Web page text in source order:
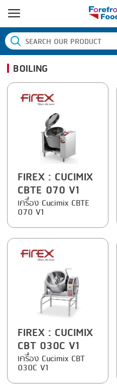
หน้าแรก
ประเภทสินค้า
BANDING
BLANCHING
CENTRIFUGING
COOKING
DICING
FORMING
GRILLING
HEAT SEALING
MEMBRANING
PACKING
PEELING
ยี่ห้อสินค้า
BANDALL
CLIPTECHNIK
EMERSON
FIREX
FREY
G.MONDINI
BOILING
FIREX : CUCIMIX
CBTE 070 V1
เครื่อง Cucimix CBTE
070 V1
FIREX : CUCIMIX
CBT 030C V1
เครื่อง Cucimix CBT
030C V1